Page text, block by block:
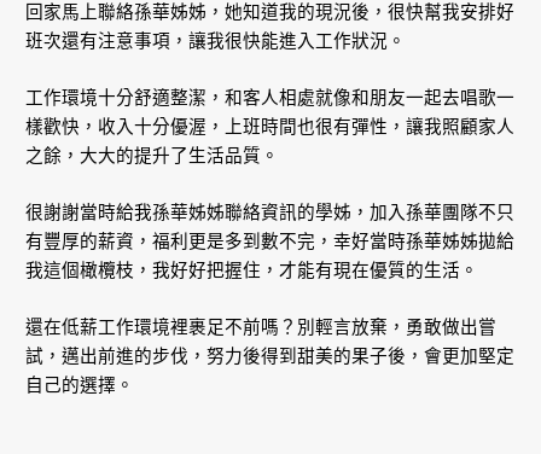
回家馬上聯絡孫華姊姊，她知道我的現況後，很快幫我安排好
班次還有注意事項，讓我很快能進入工作狀況。
工作環境十分舒適整潔，和客人相處就像和朋友一起去唱歌一
樣歡快，收入十分優渥，上班時間也很有彈性，讓我照顧家人
之餘，大大的提升了生活品質。
很謝謝當時給我孫華姊姊聯絡資訊的學姊，加入孫華團隊不只
有豐厚的薪資，福利更是多到數不完，幸好當時孫華姊姊拋給
我這個橄欖枝，我好好把握住，才能有現在優質的生活。
還在低薪工作環境裡裹足不前嗎？別輕言放棄，勇敢做出嘗
試，邁出前進的步伐，努力後得到甜美的果子後，會更加堅定
自己的選擇。